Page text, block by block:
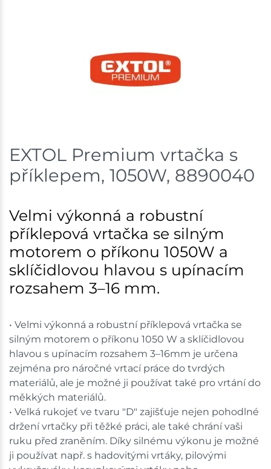
EXTOL Premium vrtačka s
příklepem, 1050W, 8890040
Velmi výkonná a robustní
příklepová vrtačka se silným
motorem o příkonu 1050W a
sklíčidlovou hlavou s upínacím
rozsahem 3–16 mm.
• Velmi výkonná a robustní příklepová vrtačka se
silným motorem o příkonu 1050 W a sklíčidlovou
hlavou s upínacím rozsahem 3–16mm je určena
zejména pro náročné vrtací práce do tvrdých
materiálů, ale je možné ji používat také pro vrtání do
měkkých materiálů.
• Velká rukojeť ve tvaru "D" zajišťuje nejen pohodlné
držení vrtačky při těžké práci, ale také chrání vaši
ruku před zraněním. Díky silnému výkonu je možné
ji používat např. s hadovitými vrtáky, pilovými